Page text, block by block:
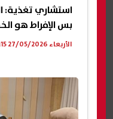
استشاري تغذية:
بس الإفراط هو
الأربعاء 27/05/2026 04:15 م